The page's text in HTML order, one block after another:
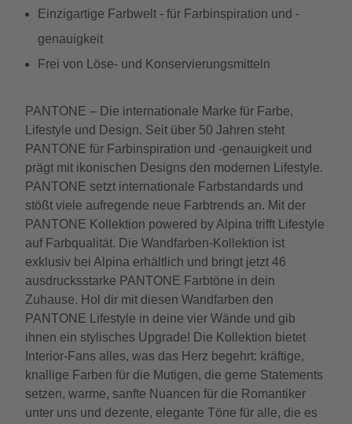
Einzigartige Farbwelt - für Farbinspiration und -
genauigkeit
Frei von Löse- und Konservierungsmitteln
PANTONE – Die internationale Marke für Farbe,
Lifestyle und Design. Seit über 50 Jahren steht
PANTONE für Farbinspiration und -genauigkeit und
prägt mit ikonischen Designs den modernen Lifestyle.
PANTONE setzt internationale Farbstandards und
stößt viele aufregende neue Farbtrends an. Mit der
PANTONE Kollektion powered by Alpina trifft Lifestyle
auf Farbqualität. Die Wandfarben-Kollektion ist
exklusiv bei Alpina erhältlich und bringt jetzt 46
ausdrucksstarke PANTONE Farbtöne in dein
Zuhause. Hol dir mit diesen Wandfarben den
PANTONE Lifestyle in deine vier Wände und gib
ihnen ein stylisches Upgrade! Die Kollektion bietet
Interior-Fans alles, was das Herz begehrt: kräftige,
knallige Farben für die Mutigen, die gerne Statements
setzen, warme, sanfte Nuancen für die Romantiker
unter uns und dezente, elegante Töne für alle, die es